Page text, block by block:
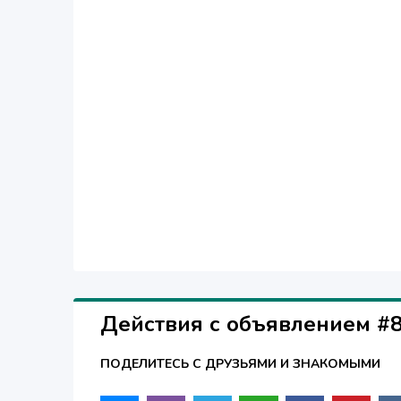
Действия с объявлением
ПОДЕЛИТЕСЬ С ДРУЗЬЯМИ И ЗНАКОМЫМИ